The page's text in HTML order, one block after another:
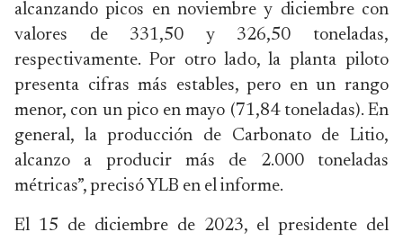
alcanzando picos en noviembre y diciembre con
valores de 331,50 y 326,50 toneladas,
respectivamente. Por otro lado, la planta piloto
presenta cifras más estables, pero en un rango
menor, con un pico en mayo (71,84 toneladas). En
general, la producción de Carbonato de Litio,
alcanzo a producir más de 2.000 toneladas
métricas”, precisó YLB en el informe.
El 15 de diciembre de 2023, el presidente del